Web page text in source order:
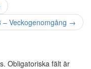
Veckogenomgång →
Obligatoriska fält är